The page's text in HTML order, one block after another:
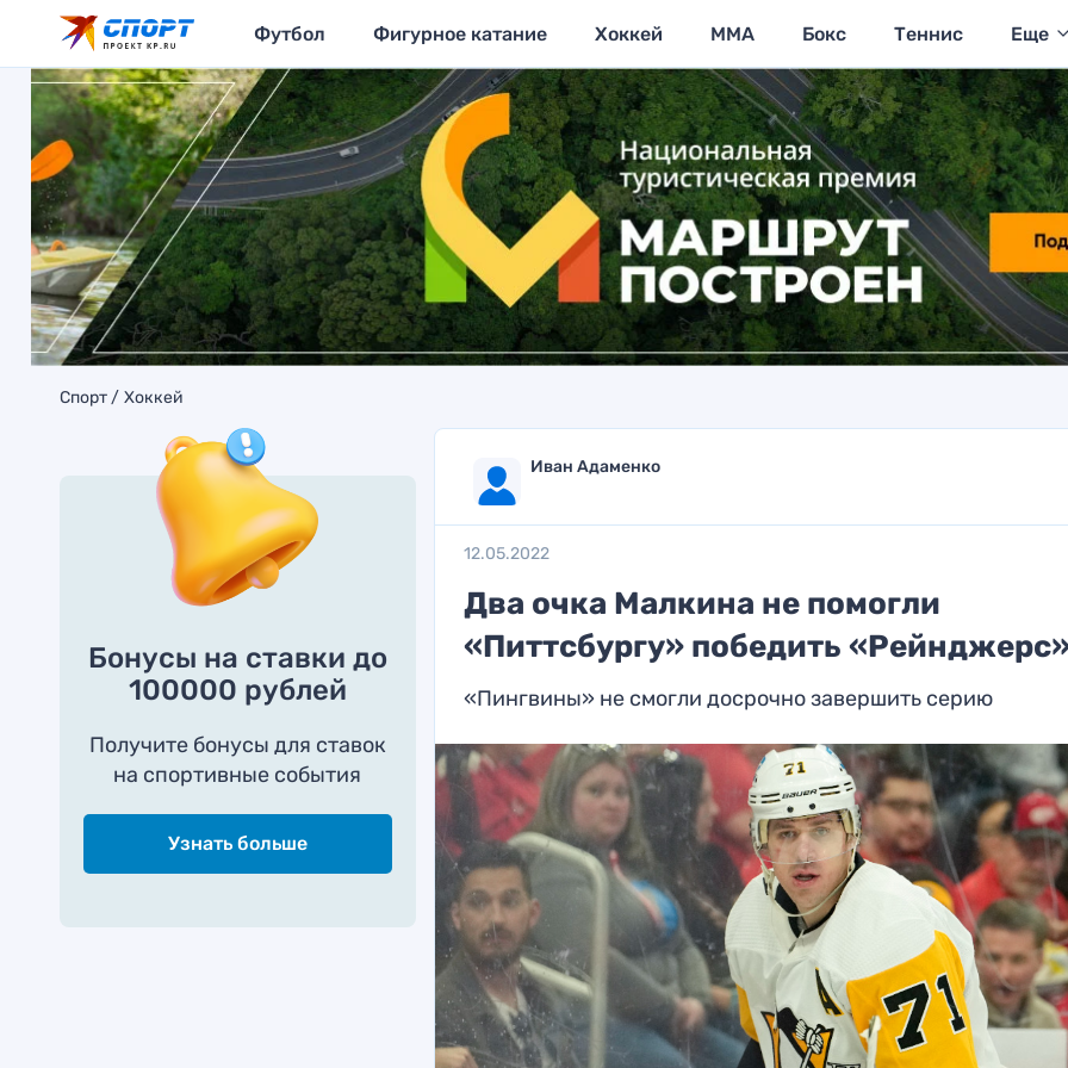
Футбол Фигурное катание Хоккей MMA Бокс Теннис Еще
Спорт Хоккей
Бонусы на ставки до
100000 рублей
Получите бонусы для ставок
на спортивные события
Узнать больше
Иван Адаменко
12.05.2022
Два очка Малкина не помогли
«Питтсбургу» победить
«Пингвины» не смогли досрочно завершить серию